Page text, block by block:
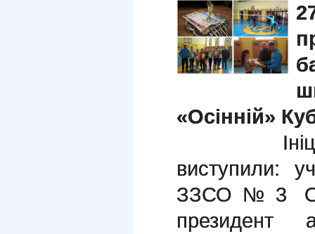
«Осінній»
виступили:
ЗЗСО№3
президент